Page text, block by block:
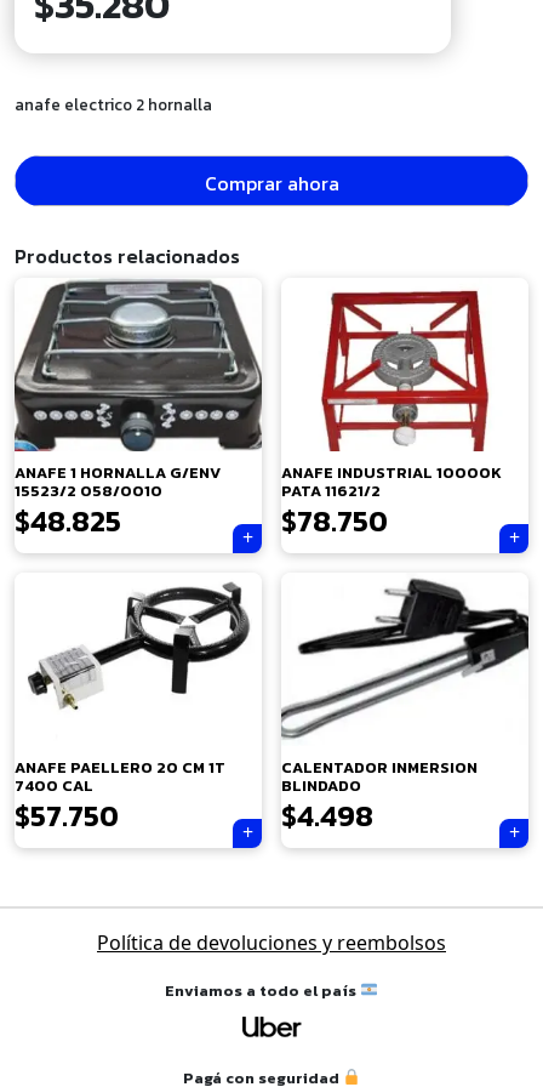
anafe electrico 2 hornalla
Comprar ahora
Productos relacionados
ANAFE 1 HORNALLA G/ENV
15523/2 058/0010
$48.825
ANAFE INDUSTRIAL 10000K
PATA 11621/2
$78.750
ANAFE PAELLERO 20 CM 1T
7400 CAL
$57.750
CALENTADOR INMERSION
BLINDADO
$4.498
NavegaciónPolítica de devoluciones y reembolsos
Enviamos a todo el país
Pagá con seguridad
Tu carrito está vacío.
Agregá un producto y aparecerá acá
automáticamente.